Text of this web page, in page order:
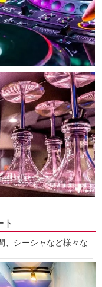
ト
、シーシャなど様々な